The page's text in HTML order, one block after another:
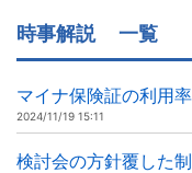
時事解説 一覧
マイナ保険証の利用
2024/11/19 15:11
検討会の方針覆した